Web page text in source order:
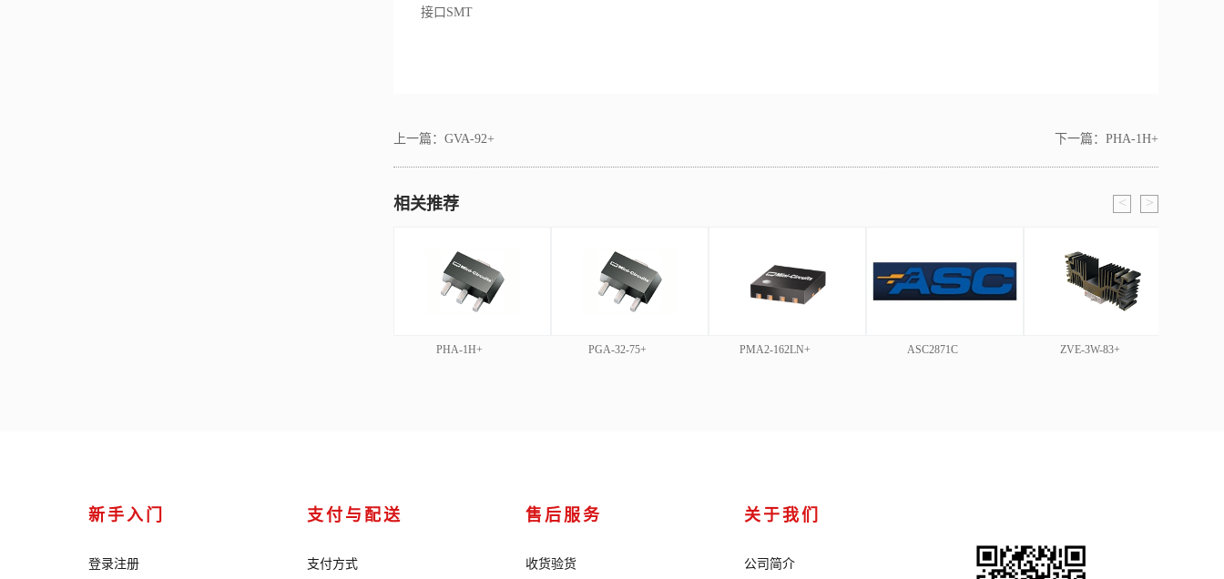
接口 SMT
上一篇： GVA-92+ 下一篇： PHA-1H+
相关推荐 <
PHA-1H+ PGA-32-75+ PMA2-162LN+ ASC2871C ZVE-3W-83+
>
新手入门
登录注册
支付与配送
支付方式
售后服务
收货验货
关于我们
公司简介